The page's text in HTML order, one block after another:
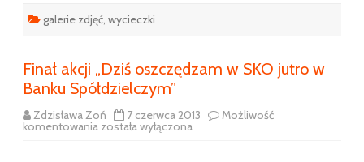
galerie zdjęć wycieczki
Finał akcji „Dziś oszczędzam w SKO jutro w
Banku Spółdzielczym”
Zdzisława Zoń 7 czerwca 2013 Możliwość
komentowania Finał
została wyłączona